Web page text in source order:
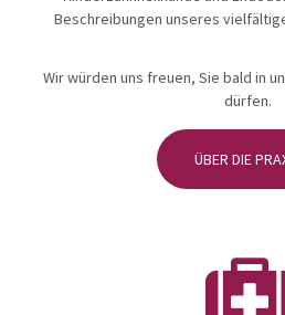
Beschreibungen unseres
Wir würden uns freuen, Sie bald in
dürfen.
ÜBER DIE